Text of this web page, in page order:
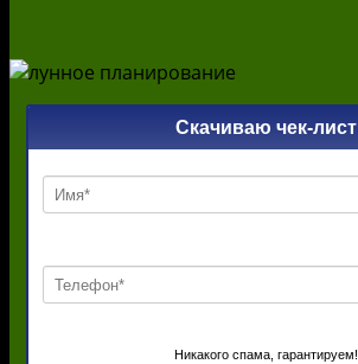
Скачиваю чек-лист
Никакого спама, гарантируем!